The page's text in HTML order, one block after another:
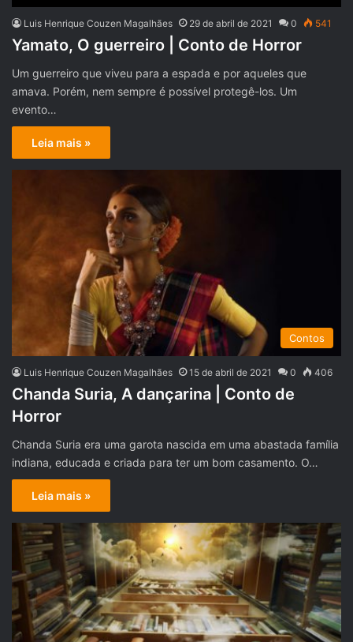
Luis Henrique Couzen Magalhães 29 de abril de 2021 0 541
Yamato, O guerreiro | Conto de Horror
Um guerreiro que viveu para a espada e por aqueles que
amava. Porém, nem sempre é possível protegê-los. Um
evento…
Leia mais »
Contos
Luis Henrique Couzen Magalhães 15 de abril de 2021 0 406
Chanda Suria, A dançarina | Conto de
Horror
Chanda Suria era uma garota nascida em uma abastada família
indiana, educada e criada para ter um bom casamento. O…
Leia mais »